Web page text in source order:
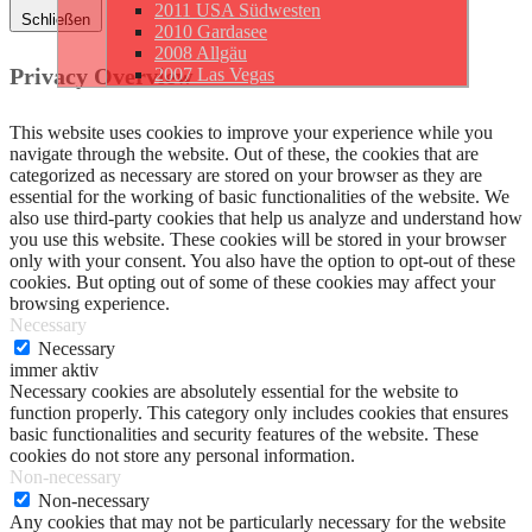
2011 USA Südwesten
2010 Gardasee
2008 Allgäu
2007 Las Vegas
Schließen
Privacy Overview
This website uses cookies to improve your experience while you
navigate through the website. Out of these, the cookies that are
categorized as necessary are stored on your browser as they are
essential for the working of basic functionalities of the website. We
also use third-party cookies that help us analyze and understand how
you use this website. These cookies will be stored in your browser
only with your consent. You also have the option to opt-out of these
cookies. But opting out of some of these cookies may affect your
browsing experience.
Necessary
Necessary
immer aktiv
Necessary cookies are absolutely essential for the website to
function properly. This category only includes cookies that ensures
basic functionalities and security features of the website. These
cookies do not store any personal information.
Non-necessary
Non-necessary
Any cookies that may not be particularly necessary for the website